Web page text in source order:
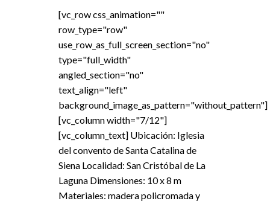
[vc_row css_animation=""
row_type="row"
use_row_as_full_screen_section="no"
type="full_width"
angled_section="no"
text_align="left"
background_image_as_pattern="without_pattern"]
[vc_column width="7/12"]
[vc_column_text] Ubicación: Iglesia
del convento de Santa Catalina de
Siena Localidad: San Cristóbal de La
Laguna Dimensiones: 10 x 8 m
Materiales: madera policromada y